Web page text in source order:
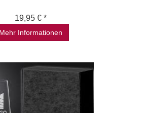
19,95 € *
Mehr Informationen